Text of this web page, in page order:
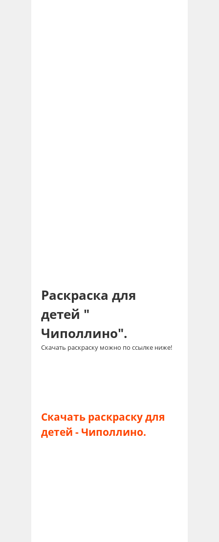
Раскраска для
детей "
Чиполлино".
Скачать раскраску можно по ссылке ниже!
Скачать раскраску для
детей - Чиполлино.